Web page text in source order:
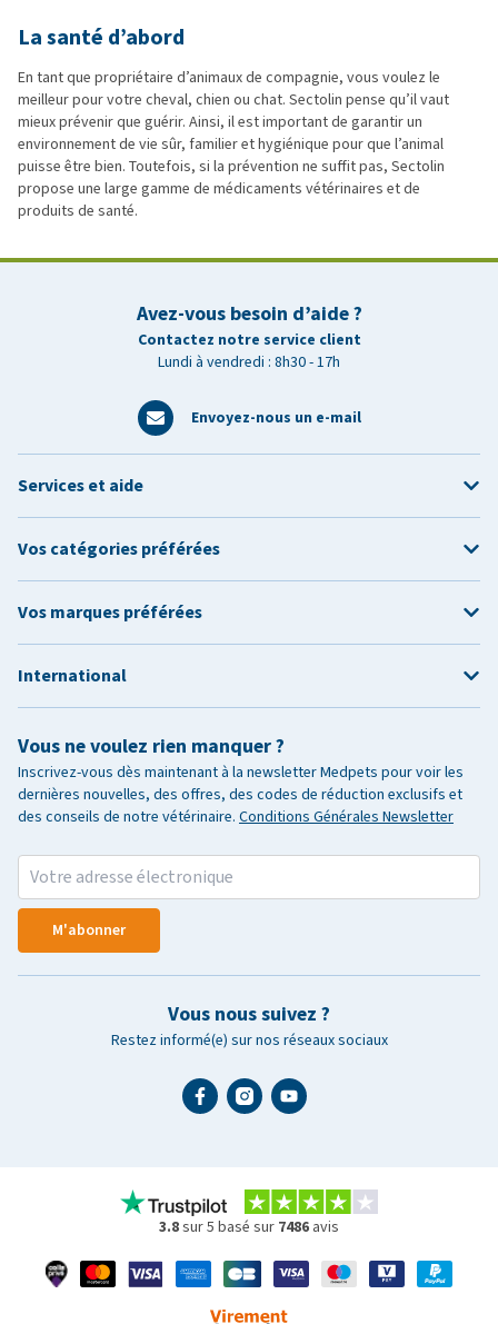
La santé d’abord
En tant que propriétaire d’animaux de compagnie, vous voulez le
meilleur pour votre cheval, chien ou chat. Sectolin pense qu’il vaut
mieux prévenir que guérir. Ainsi, il est important de garantir un
environnement de vie sûr, familier et hygiénique pour que l’animal
puisse être bien. Toutefois, si la prévention ne suffit pas, Sectolin
propose une large gamme de médicaments vétérinaires et de
produits de santé.
Avez-vous besoin d’aide ?
Contactez notre service client
Lundi à vendredi : 8h30 - 17h
Envoyez-nous un e-mail
Vous ne voulez rien manquer ?
Inscrivez-vous dès maintenant à la newsletter Medpets pour voir les
dernières nouvelles, des offres, des codes de réduction exclusifs et
des conseils de notre vétérinaire. Conditions Générales Newsletter
M'abonner
Vous nous suivez ?
Restez informé(e) sur nos réseaux sociaux
Services et aide
Vos catégories préférées
Vos marques préférées
International
3.8sur 5 basé sur 7486 avis